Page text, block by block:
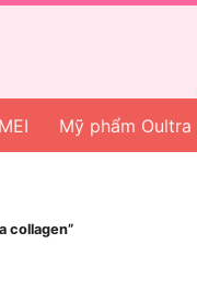
Mỹ phẩm Oultra
collagen”